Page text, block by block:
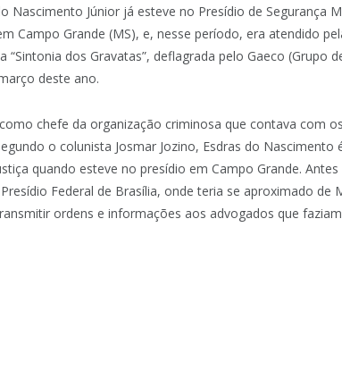
Nascimento Júnior já esteve no Presídio de Segurança
Campo Grande (MS), e, nesse período, era atendido
“Sintonia dos Gravatas”, deflagrada pelo Gaeco (Grupo
deste ano.
chefe da organização criminosa que contava com
o colunista Josmar Jozino, Esdras do
quando esteve no presídio em Campo Grande.
Federal de Brasília, onde teria se aproximado de
ordens e informações aos advogados que